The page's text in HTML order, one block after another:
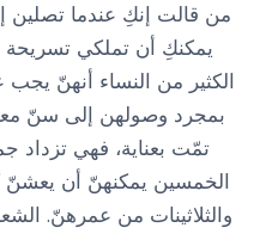
من قالت إنكِ عندما
يمكنكِ أن تملكي
الكثير من النساء أنهنّ
بمجرد وصولهن إلى سنّ
تمّت بعناية، فهي تزداد
الخمسين يمكنهنّ أن يعشنّ
والثلاثينات من عمرهنّ.